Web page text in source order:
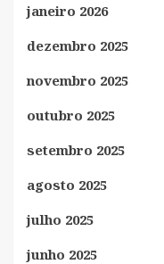
janeiro 2026
dezembro 2025
novembro 2025
outubro 2025
setembro 2025
agosto 2025
julho 2025
junho 2025